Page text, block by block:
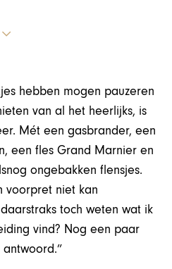
hebben mogen pauzeren
van al het heerlijks, is
Mét een gasbrander, een
een fles Grand Marnier en
ongebakken flensjes.
voorpret niet kan
toch weten wat ik
vind? Nog een paar